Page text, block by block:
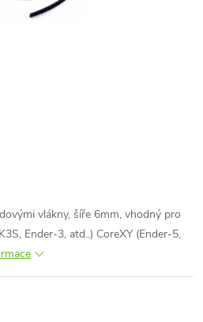
vlákny, šíře 6mm, vhodný pro
Ender-3, atd..) CoreXY (Ender-5,